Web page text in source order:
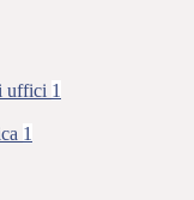
uffici 1
1